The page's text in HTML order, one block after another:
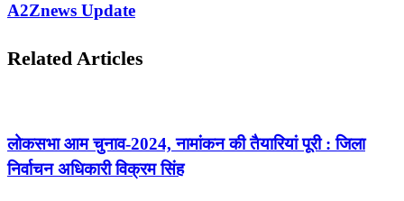
A2Znews Update
Related Articles
लोकसभा आम चुनाव-2024, नामांकन की तैयारियां पूरी : जिला
निर्वाचन अधिकारी विक्रम सिंह